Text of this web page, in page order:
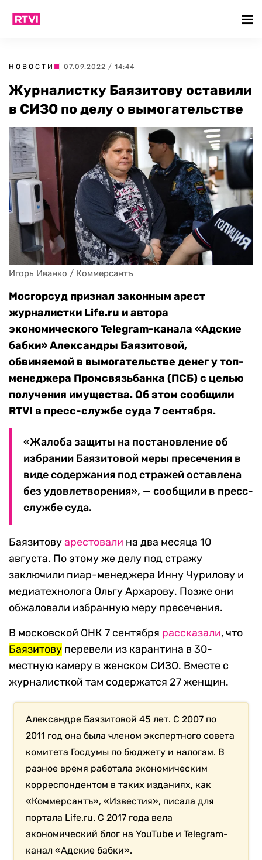
НОВОСТИ | 07.09.2022 / 14:44
Журналистку Баязитову оставили
в СИЗО по делу о вымогательстве
Игорь Иванко / Коммерсантъ
Мосгорсуд признал законным арест
журналистки Life.ru и автора
экономического Telegram-канала «Адские
бабки» Александры Баязитовой,
обвиняемой в вымогательстве денег у топ-
менеджера Промсвязьбанка (ПСБ) с целью
получения имущества. Об этом сообщили
RTVI в пресс-службе суда 7 сентября.
«Жалоба защиты на постановление об
избрании Баязитовой меры пресечения в
виде содержания под стражей оставлена
без удовлетворения», — сообщили в пресс-
службе суда.
Баязитовуарестовали на два месяца 10
августа. По этому же делу под стражу
заключили пиар-менеджера Инну Чурилову и
медиатехнолога Ольгу Архарову. Позже они
обжаловали избранную меру пресечения.
В московской ОНК 7 сентября рассказали, что
Баязитову перевели из карантина в 30-
местную камеру в женском СИЗО. Вместе с
журналисткой там содержатся 27 женщин.
Александре Баязитовой 45 лет. С 2007 по
2011 год она была членом экспертного совета
комитета Госдумы по бюджету и налогам. В
разное время работала экономическим
корреспондентом в таких изданиях, как
«Коммерсантъ», «Известия», писала для
портала Life.ru. С 2017 года вела
экономический блог на YouTube и Telegram-
канал «Адские бабки».